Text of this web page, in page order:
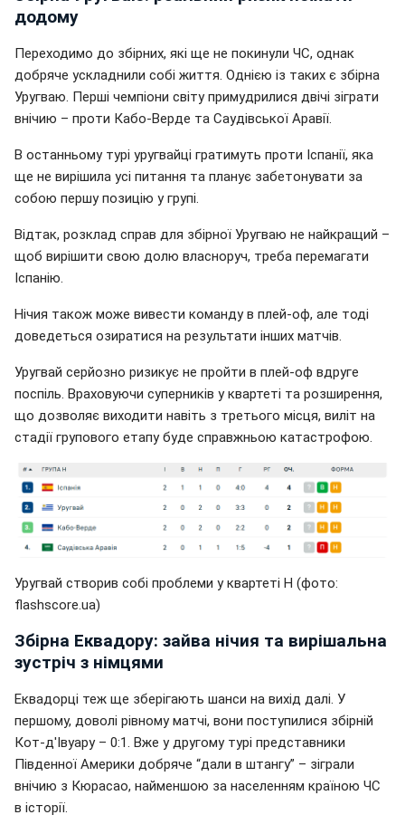
додому
Переходимо до збірних, які ще не покинули ЧС, однак
добряче ускладнили собі життя. Однією із таких є збірна
Уругваю. Перші чемпіони світу примудрилися двічі зіграти
внічию – проти Кабо-Верде та Саудівської Аравії.
В останньому турі уругвайці гратимуть проти Іспанії, яка
ще не вирішила усі питання та планує забетонувати за
собою першу позицію у групі.
Відтак, розклад справ для збірної Уругваю не найкращий –
щоб вирішити свою долю власноруч, треба перемагати
Іспанію.
Нічия також може вивести команду в плей-оф, але тоді
доведеться озиратися на результати інших матчів.
Уругвай серйозно ризикує не пройти в плей-оф вдруге
поспіль. Враховуючи суперників у квартеті та розширення,
що дозволяє виходити навіть з третього місця, виліт на
стадії групового етапу буде справжньою катастрофою.
Уругвай створив собі проблеми у квартеті H (фото:
flashscore.uа)
Збірна Еквадору: зайва нічия та вирішальна
зустріч з німцями
Еквадорці теж ще зберігають шанси на вихід далі. У
першому, доволі рівному матчі, вони поступилися збірній
Кот-д'Івуару – 0:1. Вже у другому турі представники
Південної Америки добряче “дали в штангу” – зіграли
внічию з Кюрасао, найменшою за населенням країною ЧС
в історії.